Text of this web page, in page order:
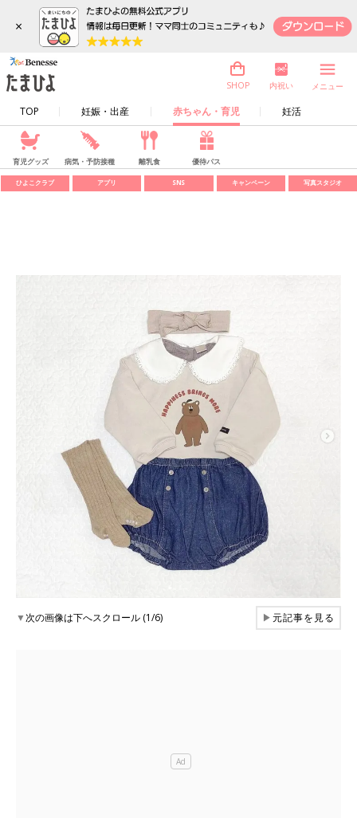
×
TOP 妊娠・出産 赤ちゃん・育児 妊活
SHOP 内祝い メニュー
育児グッズ 病気・予防接種 離乳食 優待パス
ひよこクラブ アプリ SNS キャンペーン 写真スタジオ
▼次の画像は下へスクロール (1/6) ▶元記事を見る